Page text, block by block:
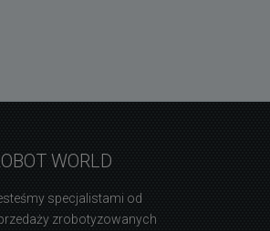
WORLD
specjalistami od
zrobotyzowanych